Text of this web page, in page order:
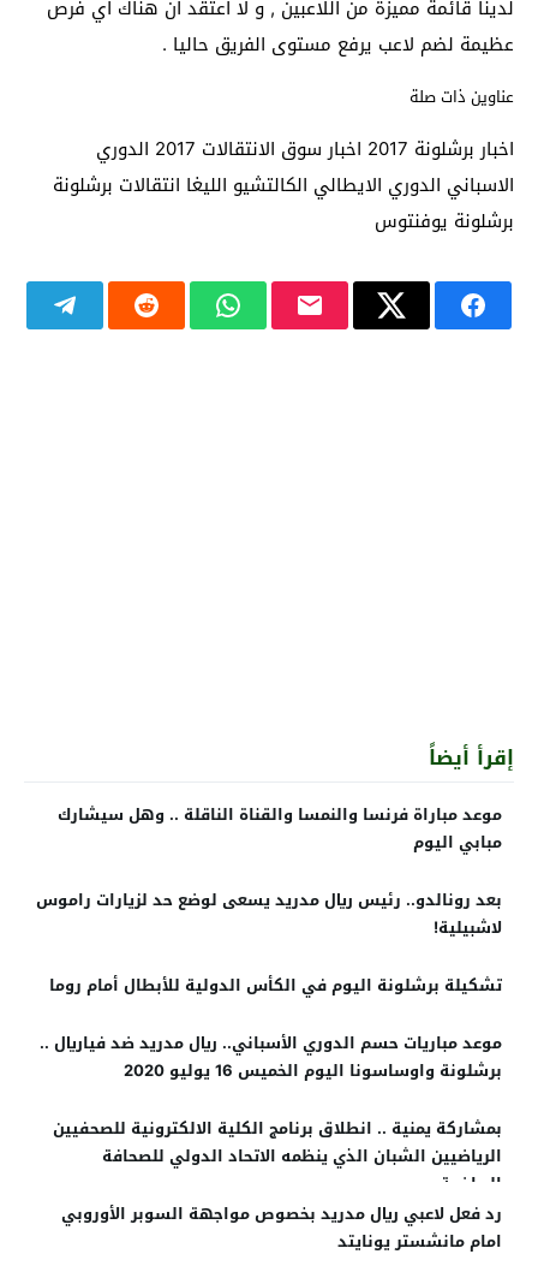
لدينا قائمة مميزة من اللاعبين , و لا اعتقد ان هناك اي فرص
عظيمة لضم لاعب يرفع مستوى الفريق حاليا .
عناوين ذات صلة
اخبار برشلونة 2017 اخبار سوق الانتقالات 2017 الدوري
الاسباني الدوري الايطالي الكالتشيو الليغا انتقالات برشلونة
برشلونة يوفنتوس
إقرأ أيضاً
موعد مباراة فرنسا والنمسا والقناة الناقلة .. وهل سيشارك
مبابي اليوم
بعد رونالدو.. رئيس ريال مدريد يسعى لوضع حد لزيارات راموس
لاشبيلية!
تشكيلة برشلونة اليوم في الكأس الدولية للأبطال أمام روما
موعد مباريات حسم الدوري الأسباني.. ريال مدريد ضد فياريال ..
برشلونة واوساسونا اليوم الخميس 16 يوليو 2020
بمشاركة يمنية .. انطلاق برنامج الكلية الالكترونية للصحفيين
الرياضيين الشبان الذي ينظمه الاتحاد الدولي للصحافة
الرياضية
رد فعل لاعبي ريال مدريد بخصوص مواجهة السوبر الأوروبي
امام مانشستر يونايتد